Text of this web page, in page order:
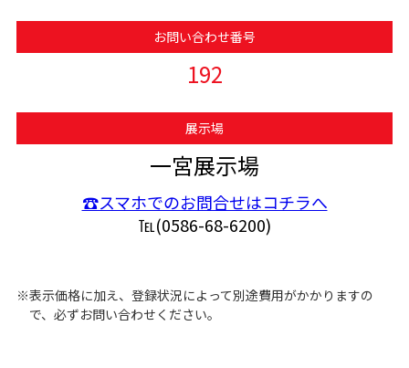
お問い合わせ番号
192
展示場
一宮展示場
☎スマホでのお問合せはコチラへ
℡(0586-68-6200)
※表示価格に加え、登録状況によって別途費用がかかりますの
で、必ずお問い合わせください。